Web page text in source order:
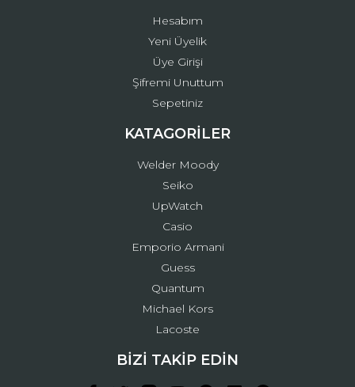
Hesabım
Yeni Üyelik
Üye Girişi
Şifremi Unuttum
Sepetiniz
KATAGORİLER
Welder Moody
Seiko
UpWatch
Casio
Emporio Armani
Guess
Quantum
Michael Kors
Lacoste
BİZİ TAKİP EDİN